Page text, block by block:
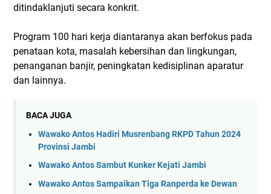
ditindaklanjuti secara konkrit.
Program 100 hari kerja diantaranya akan berfokus pada
penataan kota, masalah kebersihan dan lingkungan,
penanganan banjir, peningkatan kedisiplinan aparatur
dan lainnya.
BACA JUGA
Wawako Antos Hadiri Musrenbang RKPD Tahun 2024
Provinsi Jambi
Wawako Antos Sambut Kunker Kejati Jambi
Wawako Antos Sampaikan Tiga Ranperda ke Dewan